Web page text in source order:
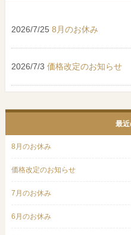
2026/7/25 8月のお休み
2026/7/3 価格改定のお知らせ
最
8月のお休み
価格改定のお知らせ
7月のお休み
6月のお休み